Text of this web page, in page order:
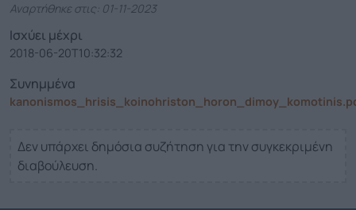
Αναρτήθηκε στις: 01-11-2023
Ισχύει μέχρι
2018-06-20T10:32:32
Συνημμένα
Δεν υπάρχει δημόσια συζήτηση για την συγκεκριμένη
διαβούλευση.